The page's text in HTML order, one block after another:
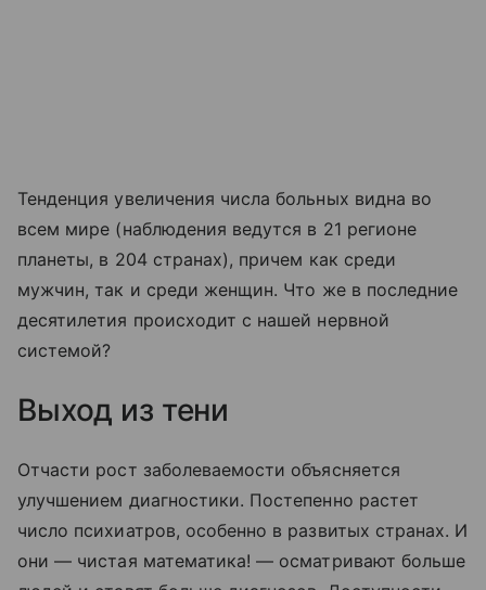
Тенденция увеличения числа больных видна во
всем мире (наблюдения ведутся в 21 регионе
планеты, в 204 странах), причем как среди
мужчин, так и среди женщин. Что же в последние
десятилетия происходит с нашей нервной
системой?
Выход из тени
Отчасти рост заболеваемости объясняется
улучшением диагностики. Постепенно растет
число психиатров, особенно в развитых странах. И
они — чистая математика! — осматривают больше